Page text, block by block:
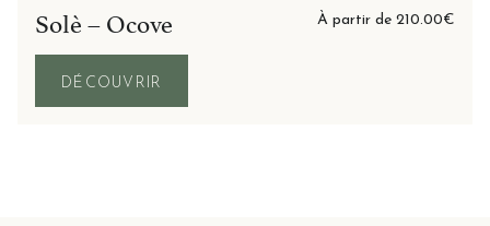
Solè – Ocove À partir de 210.00€
DÉCOUVRIR